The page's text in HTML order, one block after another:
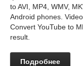
to AVI, MP4, WMV,
Android phones.
Convert YouTube to
result.
Подробнее